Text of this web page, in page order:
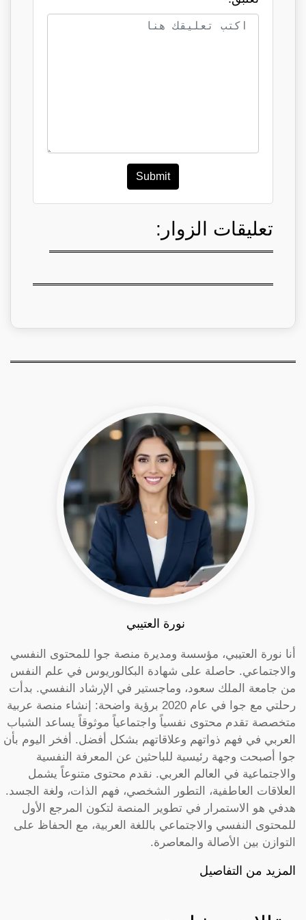
Submit
تعليقات الزوار:
نورة العتيبي
أنا نورة العتيبي، مؤسسة ومديرة منصة جوا للمحتوى النفسي
والاجتماعي. حاصلة على شهادة البكالوريوس في علم النفس
من جامعة الملك سعود، وماجستير في الإرشاد النفسي. بدأت
رحلتي مع جوا في عام 2020 برؤية واضحة: إنشاء منصة عربية
متخصصة تقدم محتوى نفسياً واجتماعياً موثوقاً يساعد الشباب
العربي في فهم ذواتهم وعلاقاتهم بشكل أفضل. أفخر اليوم بأن
جوا أصبحت وجهة رئيسية للباحثين عن المعرفة النفسية
والاجتماعية في العالم العربي. نقدم محتوى متنوعاً يشمل
العلاقات العاطفية، التطور الشخصي، فهم الذات، ولغة الجسد.
هدفي هو الاستمرار في تطوير المنصة لتكون المرجع الأول
للمحتوى النفسي والاجتماعي باللغة العربية، مع الحفاظ على
التوازن بين الأصالة والمعاصرة.
المزيد من التفاصيل